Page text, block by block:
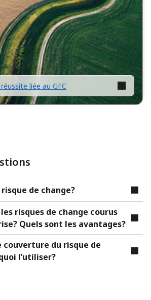
liée au GFC
de change?
risques de change courus
Quels sont les avantages?
couverture du risque de
l’utiliser?